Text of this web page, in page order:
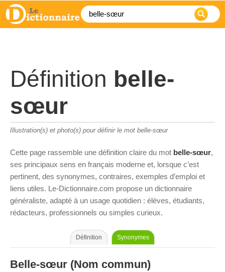
Définition belle-
sœur
Illustration(s) et photo(s) pour définir le mot belle-sœur
Cette page rassemble une définition claire du mot belle-sœur,
ses principaux sens en français moderne et, lorsque c’est
pertinent, des synonymes, contraires, exemples d’emploi et
liens utiles. Le-Dictionnaire.com propose un dictionnaire
généraliste, adapté à un usage quotidien : élèves, étudiants,
rédacteurs, professionnels ou simples curieux.
Définition Synonymes
Belle-sœur (Nom commun)